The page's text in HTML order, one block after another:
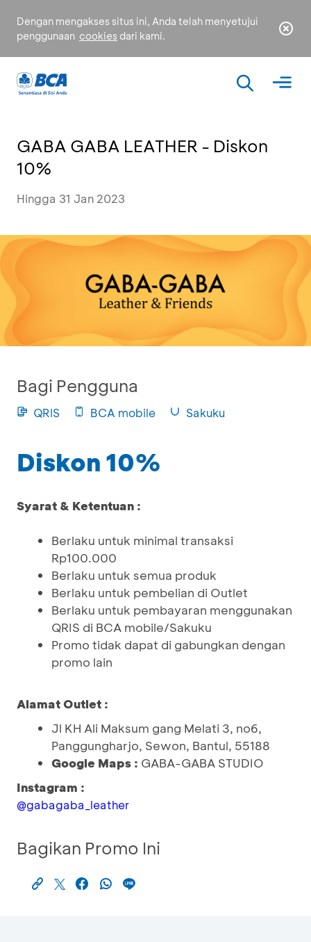
Dengan mengakses situs ini, Anda telah menyetujui
penggunaan cookies dari kami.
GABA GABA LEATHER - Diskon
10%
Hingga 31 Jan 2023
Bagi Pengguna
QRIS BCA mobile Sakuku
Diskon 10%
Syarat & Ketentuan :
Berlaku untuk minimal transaksi
Rp100.000
Berlaku untuk semua produk
Berlaku untuk pembelian di Outlet
Berlaku untuk pembayaran menggunakan
QRIS di BCA mobile/Sakuku
Promo tidak dapat di gabungkan dengan
promo lain
Alamat Outlet :
Jl KH Ali Maksum gang Melati 3, no6,
Panggungharjo, Sewon, Bantul, 55188
Google Maps : GABA-GABA STUDIO
Instagram :
@gabagaba_leather
Bagikan Promo Ini